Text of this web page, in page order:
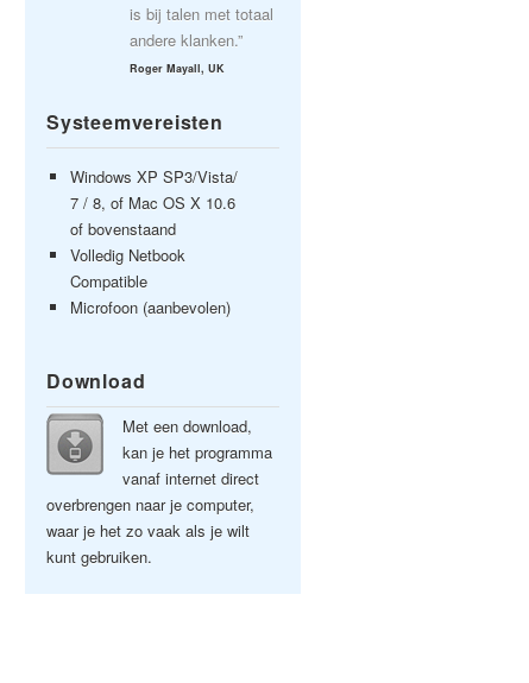
is bij talen met totaal
andere klanken.”
Roger Mayall, UK
Systeemvereisten
Windows XP SP3/Vista/
7 / 8, of Mac OS X 10.6
of bovenstaand
Volledig Netbook
Compatible
Microfoon (aanbevolen)
Download
Met een download,
kan je het programma
vanaf internet direct
overbrengen naar je computer,
waar je het zo vaak als je wilt
kunt gebruiken.